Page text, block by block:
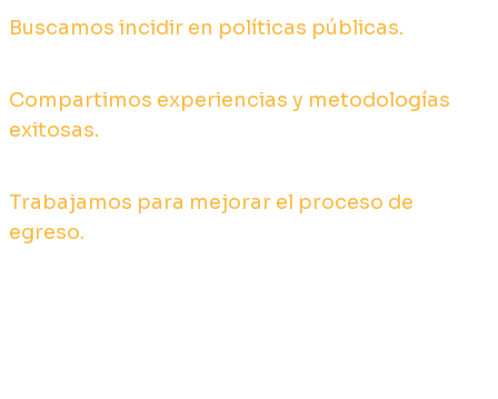
Buscamos incidir en políticas públicas.
Compartimos experiencias y metodologías
exitosas.
Trabajamos para mejorar el proceso de
egreso.